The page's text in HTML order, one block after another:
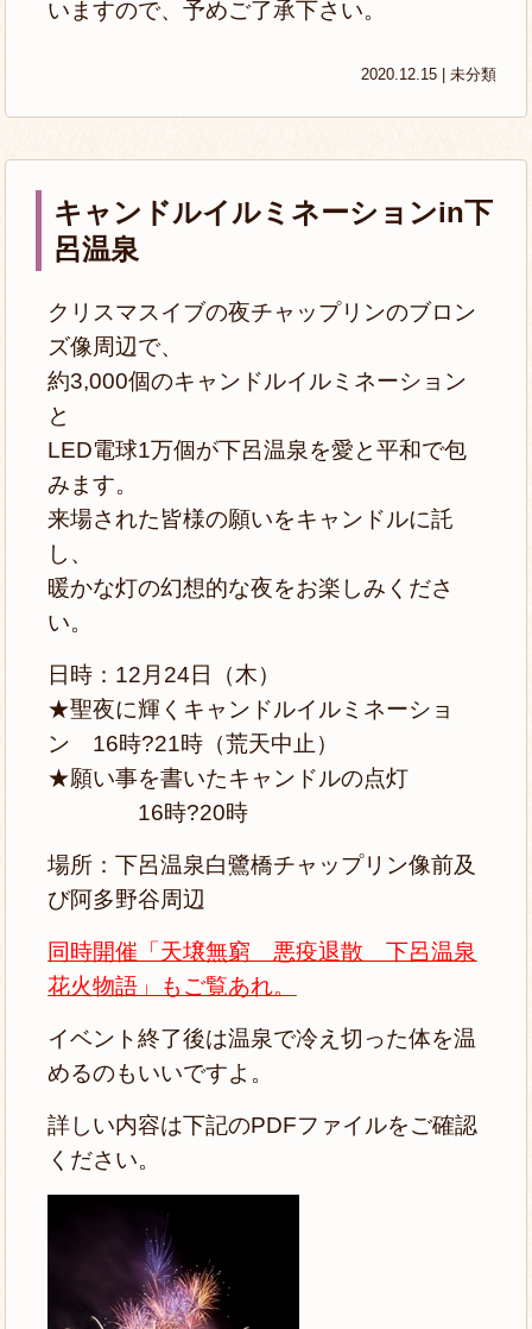
いますので、予めご了承下さい。
2020.12.15 | 未分類
キャンドルイルミネーションin下
呂温泉
クリスマスイブの夜チャップリンのブロン
ズ像周辺で、
約3,000個のキャンドルイルミネーション
と
LED電球1万個が下呂温泉を愛と平和で包
みます。
来場された皆様の願いをキャンドルに託
し、
暖かな灯の幻想的な夜をお楽しみくださ
い。
日時：12月24日（木）
★聖夜に輝くキャンドルイルミネーショ
ン 16時?21時（荒天中止）
★願い事を書いたキャンドルの点灯
16時?20時
場所：下呂温泉白鷺橋チャップリン像前及
び阿多野谷周辺
同時開催「天壌無窮 悪疫退散 下呂温泉
花火物語」もご覧あれ。
イベント終了後は温泉で冷え切った体を温
めるのもいいですよ。
詳しい内容は下記のPDFファイルをご確認
ください。